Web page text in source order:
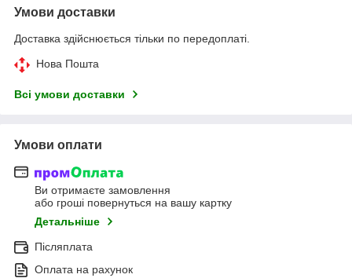
Умови доставки
Доставка здійснюється тільки по передоплаті.
Нова Пошта
Всі умови доставки
Умови оплати
Ви отримаєте замовлення
або гроші повернуться на вашу картку
Детальніше
Післяплата
Оплата на рахунок